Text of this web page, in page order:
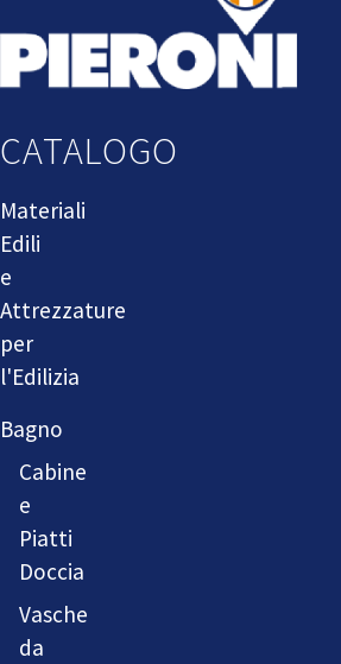
CATALOGO
Materiali
Edili
e
Attrezzature
per
l'Edilizia
Bagno
Cabine
e
Piatti
Doccia
Vasche
da